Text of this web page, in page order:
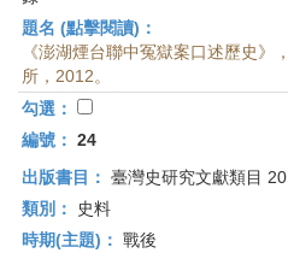
題名 (點擊閱讀)：
《澎湖煙台聯中冤獄案口述歷史》
所，2012。
勾選：
編號： 24
出版書目： 臺灣史研究文獻類目
類別：
史料
時期(主題)： 戰後